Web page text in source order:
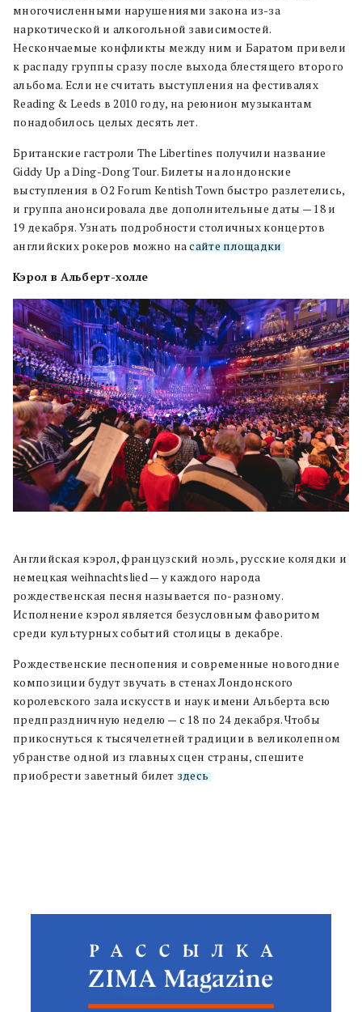
многочисленными нарушениями закона из-за
наркотической и алкогольной зависимостей.
Нескончаемые конфликты между ним и Баратом привели
к распаду группы сразу после выхода блестящего второго
альбома. Если не считать выступления на фестивалях
Reading & Leeds в 2010 году, на реюнион музыкантам
понадобилось целых десять лет.
Британские гастроли The Libertines получили название
Giddy Up a Ding-Dong Tour. Билеты на лондонские
выступления в O2 Forum Kentish Town быстро разлетелись,
и группа анонсировала две дополнительные даты — 18 и
19 декабря. Узнать подробности столичных концертов
английских рокеров можно насайте площадки.
Кэрол в Альберт-холле
Английская кэрол, французский ноэль, русские колядки и
немецкая weihnachtslied — у каждого народа
рождественская песня называется по-разному.
Исполнение кэрол является безусловным фаворитом
среди культурных событий столицы в декабре.
Рождественские песнопения и современные новогодние
композиции будут звучать в стенах Лондонского
королевского зала искусств и наук имени Альберта всю
предпраздничную неделю — с 18 по 24 декабря. Чтобы
прикоснуться к тысячелетней традиции в великолепном
убранстве одной из главных сцен страны, спешите
приобрести заветный билет здесь.